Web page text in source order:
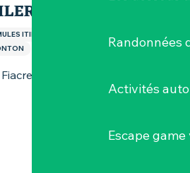
Randonnées
Activités
Escape
ITINÉRANTES
et Gorges, 44690
favoris